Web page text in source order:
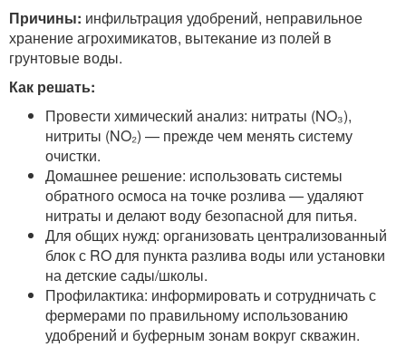
Причины: инфильтрация удобрений, неправильное
хранение агрохимикатов, вытекание из полей в
грунтовые воды.
Как решать:
Провести химический анализ: нитраты (NO₃),
нитриты (NO₂) — прежде чем менять систему
очистки.
Домашнее решение: использовать системы
обратного осмоса на точке розлива — удаляют
нитраты и делают воду безопасной для питья.
Для общих нужд: организовать централизованный
блок с RO для пункта разлива воды или установки
на детские сады/школы.
Профилактика: информировать и сотрудничать с
фермерами по правильному использованию
удобрений и буферным зонам вокруг скважин.